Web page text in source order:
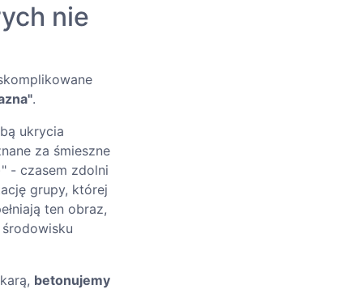
nie
.
ukrycia
za śmieszne
- czasem zdolni
grupy, której
ten obraz,
betonujemy